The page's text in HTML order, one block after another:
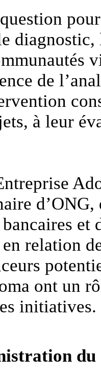
de
à leur
bancaires
relation
ont un
initiatives.